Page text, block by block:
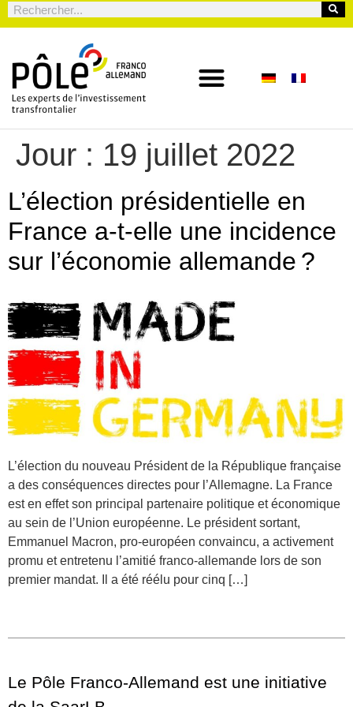
Jour : 19 juillet 2022
L’élection présidentielle en
France a-t-elle une incidence
sur l’économie allemande ?
L’élection du nouveau Président de la République française
a des conséquences directes pour l’Allemagne. La France
est en effet son principal partenaire politique et économique
au sein de l’Union européenne. Le président sortant,
Emmanuel Macron, pro-européen convaincu, a activement
promu et entretenu l’amitié franco-allemande lors de son
premier mandat. Il a été réélu pour cinq […]
Le Pôle Franco-Allemand est une initiative